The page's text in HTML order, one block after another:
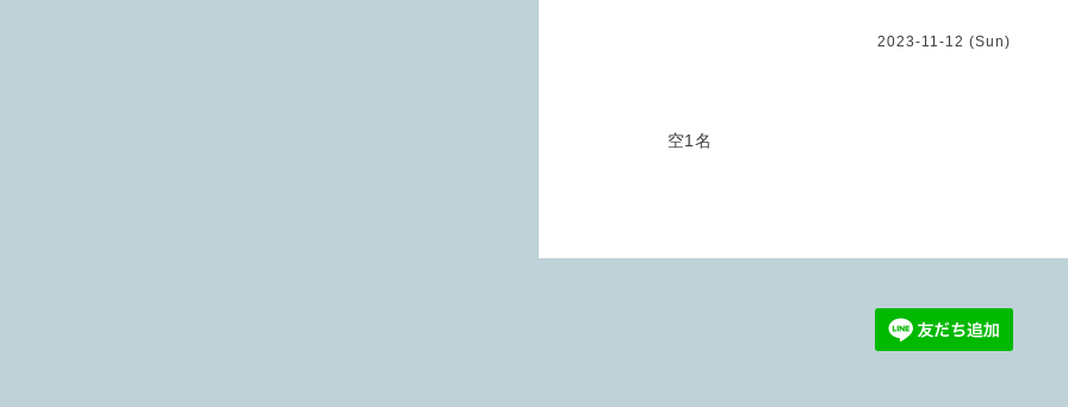
2023-11-12 (Sun)
空1名